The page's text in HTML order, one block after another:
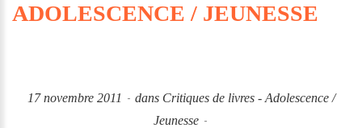
ADOLESCENCE / JEUNESSE
17 novembre 2011 dans Critiques de livres - Adolescence /
Jeunesse